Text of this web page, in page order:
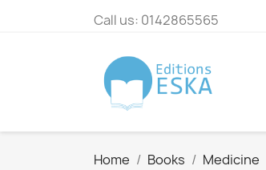
Call us: 0142865565
Home Books Medicine